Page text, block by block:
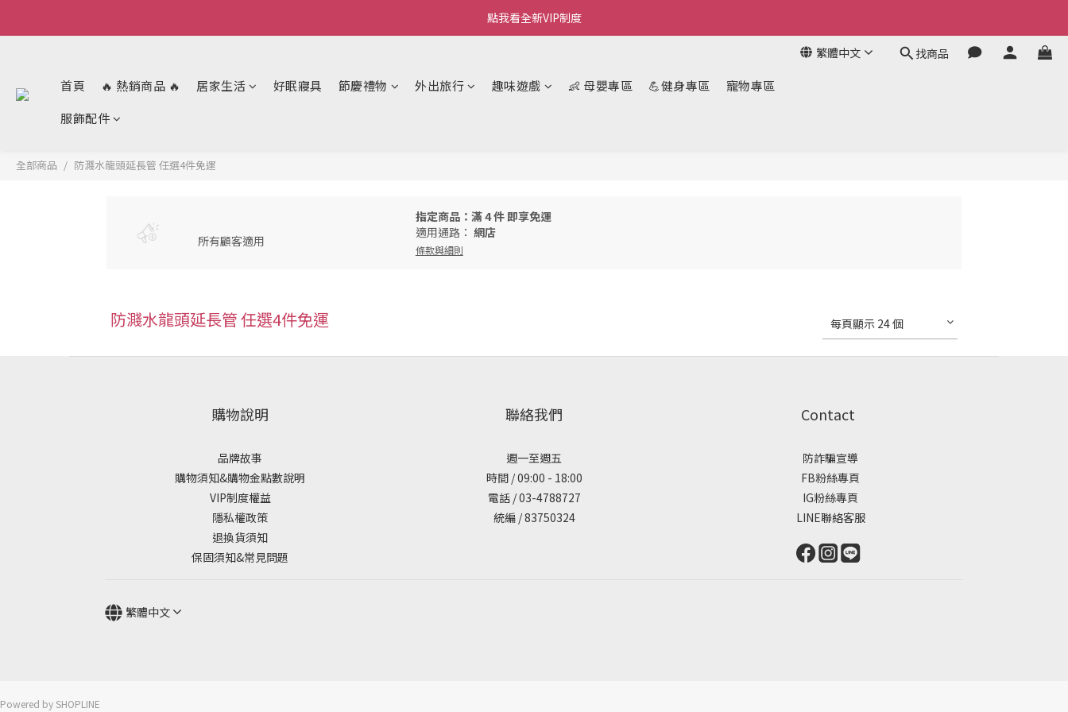
Welcome~私藏生活~
點我看全新VIP制度
Welcome~私藏生活~
繁體中文 找商品
首頁 🔥 熱銷商品 🔥 居家生活 好眠寢具 節慶禮物 外出旅行 趣味遊戲 👶 母嬰專區 💪健身專區
寵物專區
服飾配件
全部商品 防濺水龍頭延長管 任選4件免運
所有顧客適用
指定商品：滿 4 件 即享免運
適用通路： 網店
條款與細則
防濺水龍頭延長管 任選4件免運 每頁顯示 24 個
購物說明
品牌故事
購物須知&購物金點數說明
VIP制度權益
隱私權政策
退換貨須知
保固須知&常見問題
聯絡我們
週一至週五
時間 / 09:00 - 18:00
電話 / 03-4788727
統編 / 83750324
Contact
防詐騙宣導
FB粉絲專頁
IG粉絲專頁
LINE聯絡客服
繁體中文
Powered by SHOPLINE